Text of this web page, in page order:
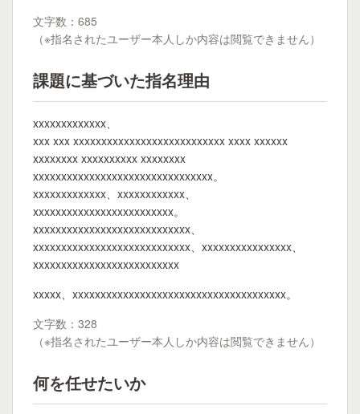
文字数：685
（※指名されたユーザー本人しか内容は閲覧できません）
課題に基づいた指名理由
xxxxxxxxxxxxx、
xxx xxx xxxxxxxxxxxxxxxxxxxxxxxxxxx xxxx xxxxxx
xxxxxxxx xxxxxxxxxx xxxxxxxx
xxxxxxxxxxxxxxxxxxxxxxxxxxxxxxxx。
xxxxxxxxxxxxx、xxxxxxxxxxxx、
xxxxxxxxxxxxxxxxxxxxxxxxx。
xxxxxxxxxxxxxxxxxxxxxxxxxxxx、
xxxxxxxxxxxxxxxxxxxxxxxxxxxx、xxxxxxxxxxxxxxxx、
xxxxxxxxxxxxxxxxxxxxxxxxxx
xxxxx、xxxxxxxxxxxxxxxxxxxxxxxxxxxxxxxxxxxxxx。
文字数：328
（※指名されたユーザー本人しか内容は閲覧できません）
何を任せたいか